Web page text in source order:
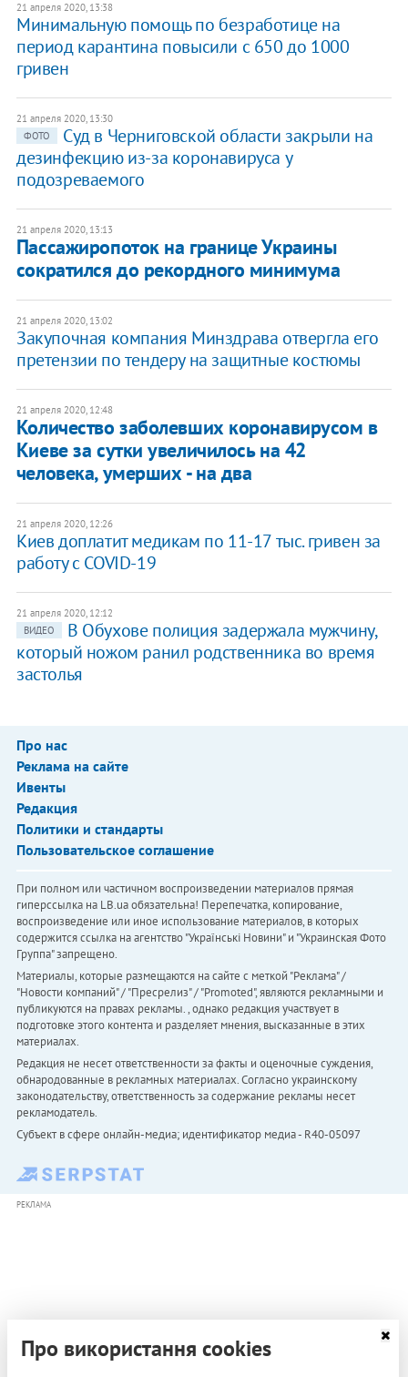
21 апреля 2020, 13:38
Минимальную помощь по безработице на
период карантина повысили с 650 до 1000
гривен
21 апреля 2020, 13:30
ФОТО
Суд в Черниговской области закрыли на
дезинфекцию из-за коронавируса у
подозреваемого
21 апреля 2020, 13:13
Пассажиропоток на границе Украины
сократился до рекордного минимума
21 апреля 2020, 13:02
Закупочная компания Минздрава отвергла его
претензии по тендеру на защитные костюмы
21 апреля 2020, 12:48
Количество заболевших коронавирусом в
Киеве за сутки увеличилось на 42
человека, умерших - на два
21 апреля 2020, 12:26
Киев доплатит медикам по 11-17 тыс. гривен за
работу с COVID-19
21 апреля 2020, 12:12
ВИДЕО
В Обухове полиция задержала мужчину,
который ножом ранил родственника во время
застолья
Про нас
Реклама на сайте
Ивенты
Редакция
Политики и стандарты
Пользовательское соглашение
При полном или частичном воспроизведении материалов прямая
гиперссылка на LB.ua обязательна! Перепечатка, копирование,
воспроизведение или иное использование материалов, в которых
содержится ссылка на агентство "Українськi Новини" и "Украинская Фото
Группа" запрещено.
Материалы, которые размещаются на сайте с меткой "Реклама" /
"Новости компаний" / "Пресрелиз" / "Promoted", являются рекламными и
публикуются на правах рекламы. , однако редакция участвует в
подготовке этого контента и разделяет мнения, высказанные в этих
материалах.
Редакция не несет ответственности за факты и оценочные суждения,
обнародованные в рекламных материалах. Согласно украинскому
законодательству, ответственность за содержание рекламы несет
рекламодатель.
Субъект в сфере онлайн-медиа; идентификатор медиа - R40-05097
РЕКЛАМА
Про використання cookies